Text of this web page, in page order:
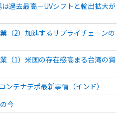
過去最高－UVシフトと輸出拡大が
（2）加速するサプライチェーンの
（1）米国の存在感高まる台湾の貿
ンテナデポ最新事情（インド）
今